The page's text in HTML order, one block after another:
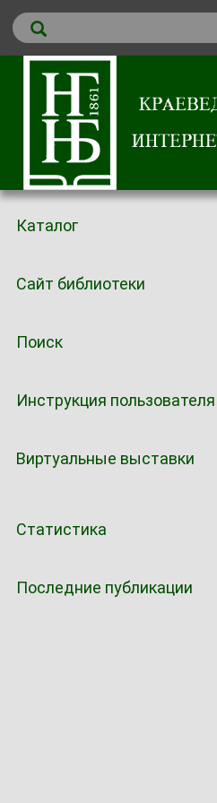
Каталог
Сайт библиотеки
Поиск
Инструкция пользователя
Виртуальные выставки
Статистика
Последние публикации